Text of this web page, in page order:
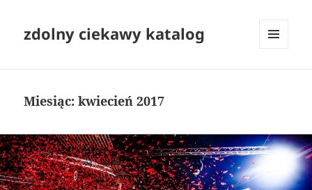
zdolny ciekawy katalog
Miesiąc:kwiecień 2017